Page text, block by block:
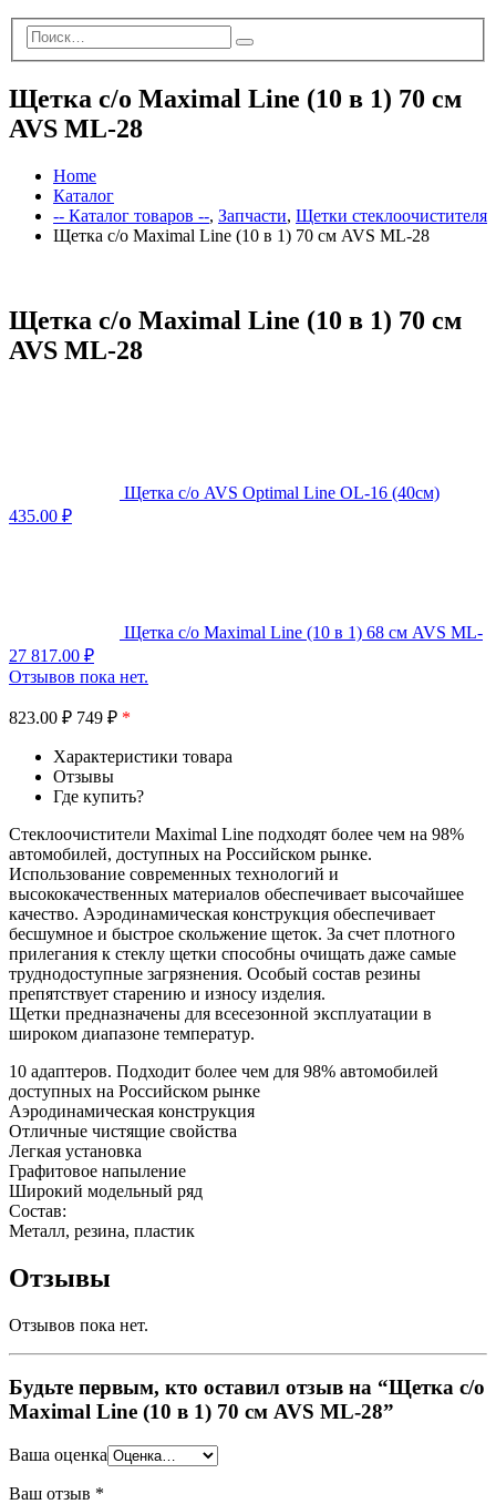
Щетка с/о Maximal Line (10 в 1) 70 см
AVS ML-28
Home
Каталог
-- Каталог товаров --, Запчасти, Щетки стеклоочистителя
Щетка с/о Maximal Line (10 в 1) 70 см AVS ML-28
Щетка с/о Maximal Line (10 в 1) 70 см
AVS ML-28
Щетка с/о AVS Optimal Line OL-16 (40см)
435.00 ₽
Щетка с/о Maximal Line (10 в 1) 68 см AVS ML-
27 817.00 ₽
Отзывов пока нет.
823.00 ₽ 749 ₽ *
Характеристики товара
Отзывы
Где купить?
Стеклоочистители Maximal Line подходят более чем на 98%
автомобилей, доступных на Российском рынке.
Использование современных технологий и
высококачественных материалов обеспечивает высочайшее
качество. Аэродинамическая конструкция обеспечивает
бесшумное и быстрое скольжение щеток. За счет плотного
прилегания к стеклу щетки способны очищать даже самые
труднодоступные загрязнения. Особый состав резины
препятствует старению и износу изделия.
Щетки предназначены для всесезонной эксплуатации в
широком диапазоне температур.
10 адаптеров. Подходит более чем для 98% автомобилей
доступных на Российском рынке
Аэродинамическая конструкция
Отличные чистящие свойства
Легкая установка
Графитовое напыление
Широкий модельный ряд
Состав:
Металл, резина, пластик
Отзывы
Отзывов пока нет.
Будьте первым, кто оставил отзыв на “Щетка с/о
Maximal Line (10 в 1) 70 см AVS ML-28”
Ваша оценка
Ваш отзыв *